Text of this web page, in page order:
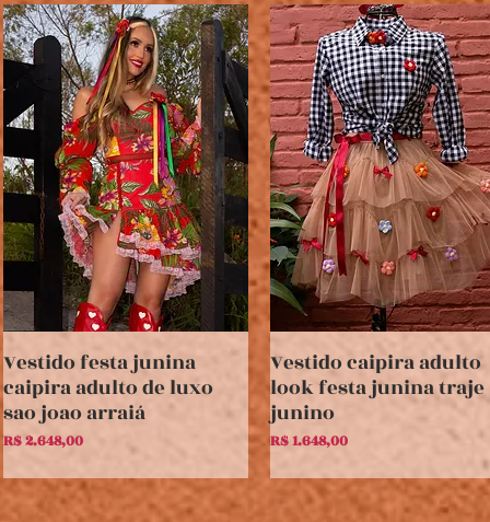
Visualização rápida
Vestido festa junina
caipira adulto de luxo
sao joao arraiá
Preço
R$ 2.648,00
Visualização rápida
Vestido caipira adulto
look festa junina traje
junino
Preço
R$ 1.648,00